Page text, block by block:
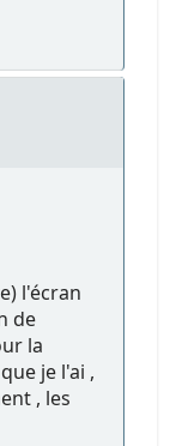
l'écran
de
la
je l'ai ,
, les